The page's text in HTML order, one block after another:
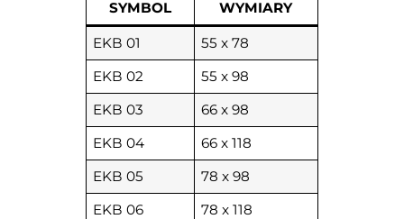
SYMBOL WYMIARY
EKB 01
55 x 78
EKB 02
55 x 98
EKB 03
66 x 98
EKB 04
66 x 118
EKB 05
78 x 98
EKB 06
78 x 118